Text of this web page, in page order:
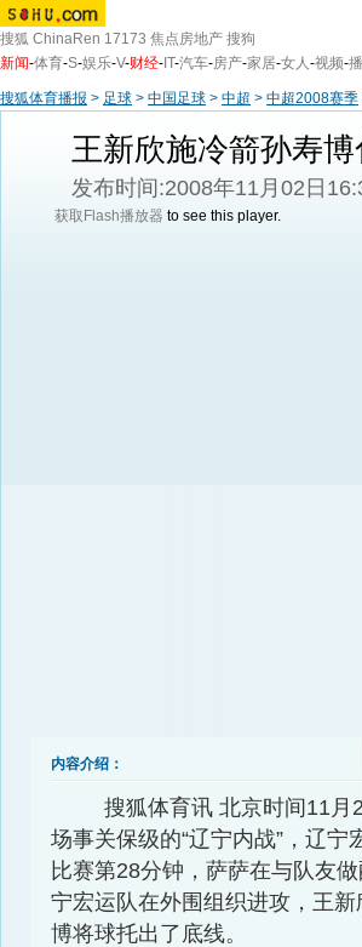
搜狐 ChinaRen 17173 焦点房地产 搜狗
新闻-体育-S-娱乐-V-财经- IT-汽车-房产-家居-女人-视频-
搜狐体育播报 > 足球 > 中国足球 > 中超 > 中超2008赛季
王新欣施冷箭孙寿
发布时间:2008年11月02日
获取Flash播放器 to see this player.
内容介绍：
搜狐体育讯 北京时间11月
场事关保级的“辽宁内战”，辽
比赛第28分钟，萨萨在与队友
宁宏运队在外围组织进攻，王
博将球托出了底线。